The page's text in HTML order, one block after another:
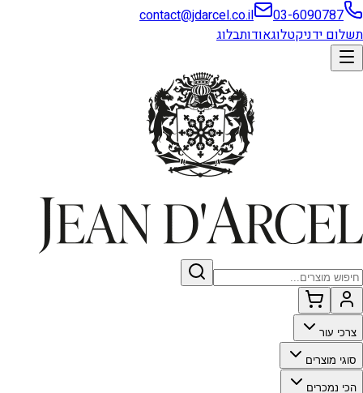
03-6090787
contact@jdarcel.co.il
תשלום ידניקטלוגאודותבלוג
צרכי עור
סוגי מוצרים
הכי נמכרים